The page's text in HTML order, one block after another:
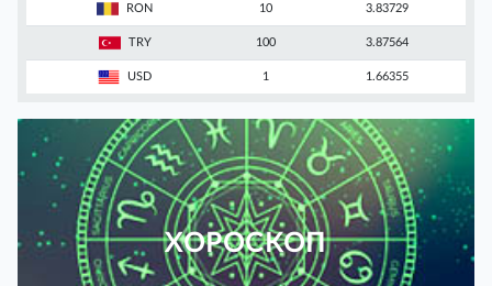
RON 10 3.83729
TRY 100 3.87564
USD 1 1.66355
ХОРОСКОП